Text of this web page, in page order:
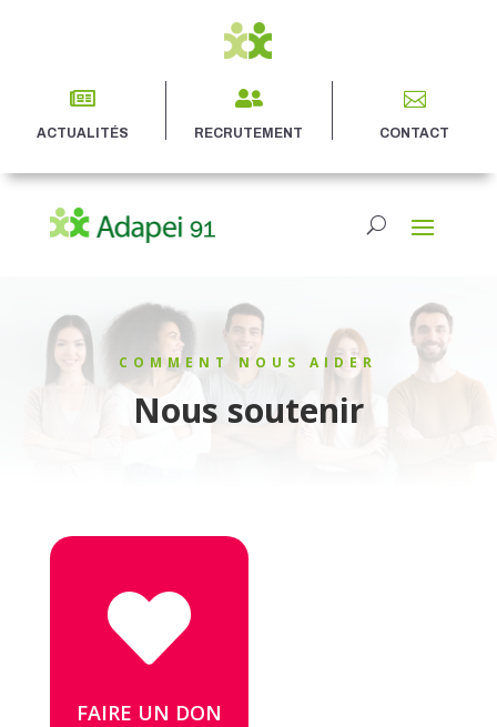

ACTUALITÉS

RECRUTEMENT

CONTACT
COMMENT NOUS AIDER
Nous soutenir

FAIRE UN DON